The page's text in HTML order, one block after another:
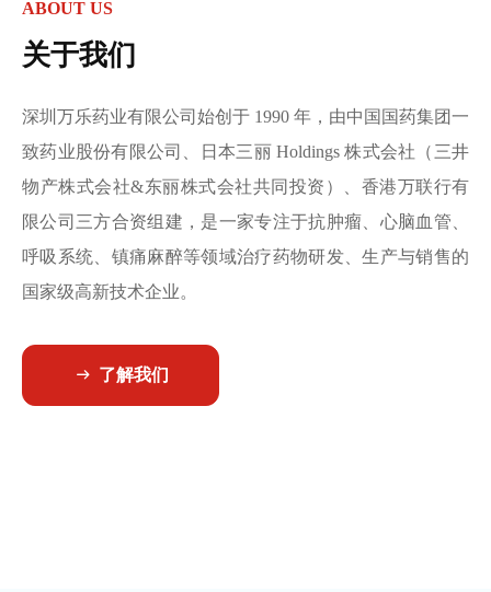
ABOUT US
关于我们
深圳万乐药业有限公司始创于 1990 年，由中国国药集团一
致药业股份有限公司、日本三丽 Holdings 株式会社（三井
物产株式会社&东丽株式会社共同投资）、香港万联行有
限公司三方合资组建，是一家专注于抗肿瘤、心脑血管、
呼吸系统、镇痛麻醉等领域治疗药物研发、生产与销售的
国家级高新技术企业。
ꁹ 了解我们